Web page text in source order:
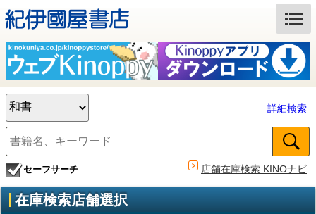
詳細検索
セーフサーチ 店舗在庫検索 KINOナビ
在庫検索店舗選択